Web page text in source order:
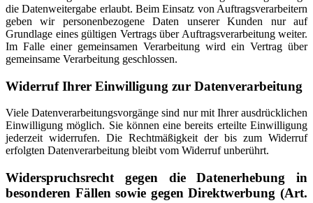
die Datenweitergabe erlaubt. Beim Einsatz von Auftragsverarbeitern
geben wir personenbezogene Daten unserer Kunden nur auf
Grundlage eines gültigen Vertrags über Auftragsverarbeitung weiter.
Im Falle einer gemeinsamen Verarbeitung wird ein Vertrag über
gemeinsame Verarbeitung geschlossen.
Widerruf Ihrer Einwilligung zur Datenverarbeitung
Viele Datenverarbeitungsvorgänge sind nur mit Ihrer ausdrücklichen
Einwilligung möglich. Sie können eine bereits erteilte Einwilligung
jederzeit widerrufen. Die Rechtmäßigkeit der bis zum Widerruf
erfolgten Datenverarbeitung bleibt vom Widerruf unberührt.
Widerspruchsrecht gegen die Datenerhebung in
besonderen Fällen sowie gegen Direktwerbung (Art.